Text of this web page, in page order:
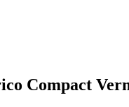
Compact